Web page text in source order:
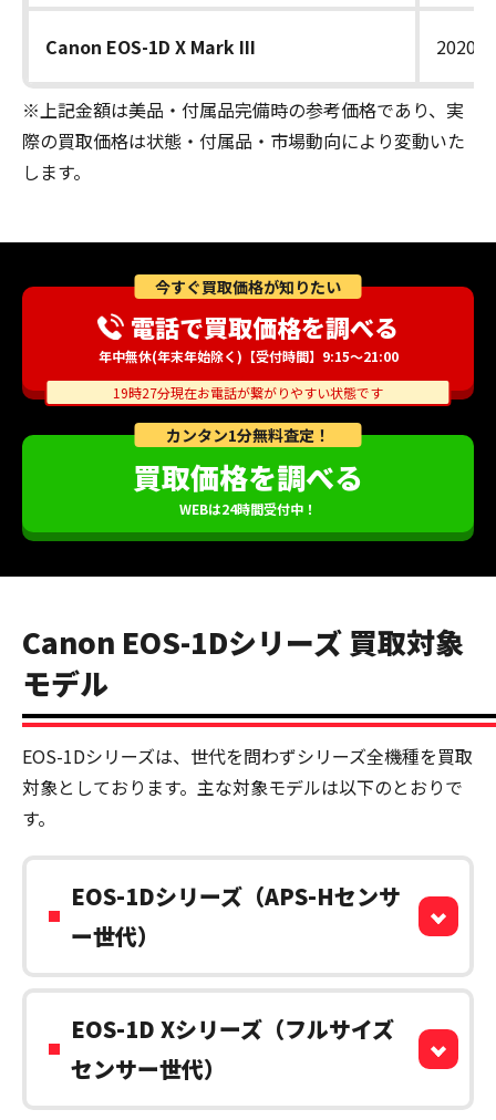
Canon EOS-1D X Mark III 2020年
※上記金額は美品・付属品完備時の参考価格であり、実
際の買取価格は状態・付属品・市場動向により変動いた
します。
カンタン1分無料査定！
買取価格を調べる
WEBは24時間受付中！
今すぐ買取価格が知りたい
電話で買取価格を調べる
年中無休(年末年始除く)【受付時間】9:15～21:00
19時27分現在お電話が繋がりやすい状態です
Canon EOS-1Dシリーズ 買取対象
モデル
EOS-1Dシリーズは、世代を問わずシリーズ全機種を買取
対象としております。主な対象モデルは以下のとおりで
す。
EOS-1Dシリーズ（APS-Hセンサ
ー世代）
EOS-1D Xシリーズ（フルサイズ
センサー世代）